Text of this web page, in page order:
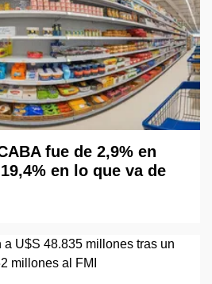
fue de 2,9% en
en lo que va de